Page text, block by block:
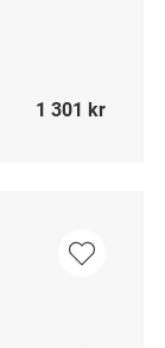
1 301 kr